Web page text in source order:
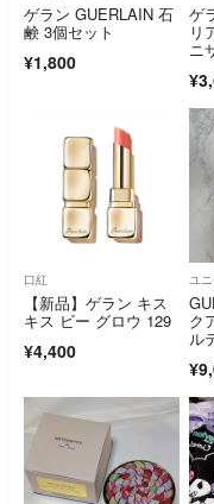
ゲラン GUERLAIN 石
鹸 3個セット
¥1,800
ゲ
リ
ニ
ッ
口紅
【新品】ゲラン キス
キス ビー グロウ 129
¥4,400
ユ
ク
ル